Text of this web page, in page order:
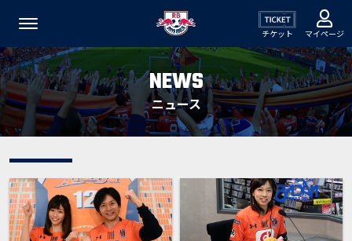
チケット マイページ
NEWS
ニュース